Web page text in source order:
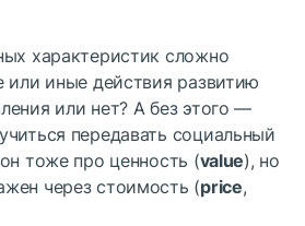
характеристик сложно
или иные действия развитию
или нет? А без этого —
передавать социальный
тоже про ценность (value), но
через стоимость (price,